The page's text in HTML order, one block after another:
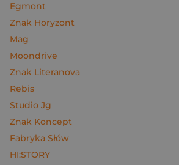
Egmont
Znak Horyzont
Mag
Moondrive
Znak Literanova
Rebis
Studio Jg
Znak Koncept
Fabryka Słów
HI:STORY